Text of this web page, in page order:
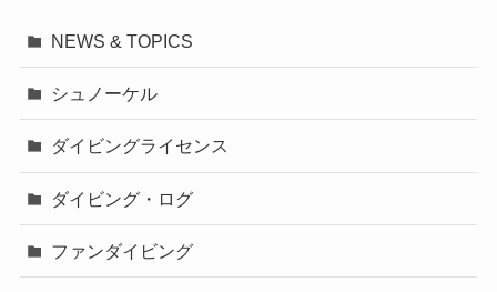
NEWS & TOPICS
シュノーケル
ダイビングライセンス
ダイビング・ログ
ファンダイビング